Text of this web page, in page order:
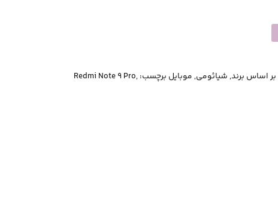
بر اساس برند,شیائومی,موبایل برچسب: Redmi Note 9 Pro,